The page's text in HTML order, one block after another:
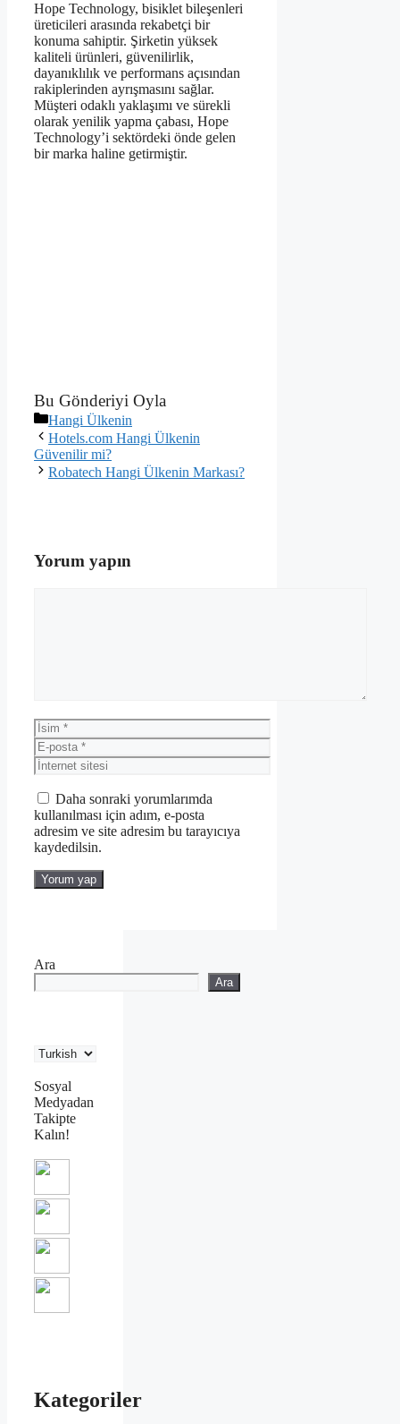
Hope Technology, bisiklet bileşenleri
üreticileri arasında rekabetçi bir
konuma sahiptir. Şirketin yüksek
kaliteli ürünleri, güvenilirlik,
dayanıklılık ve performans açısından
rakiplerinden ayrışmasını sağlar.
Müşteri odaklı yaklaşımı ve sürekli
olarak yenilik yapma çabası, Hope
Technology’i sektördeki önde gelen
bir marka haline getirmiştir.
Bu Gönderiyi Oyla
Kategoriler
Hangi Ülkenin
Hotels.com Hangi Ülkenin
Güvenilir mi?
Robatech Hangi Ülkenin Markası?
Yorum yapın
İsim
E-
posta
İnternet
sitesi
Daha sonraki yorumlarımda
kullanılması için adım, e-posta
adresim ve site adresim bu tarayıcıya
kaydedilsin.
Ara
Ara
Sosyal
Medyadan
Takipte
Kalın!
Kategoriler